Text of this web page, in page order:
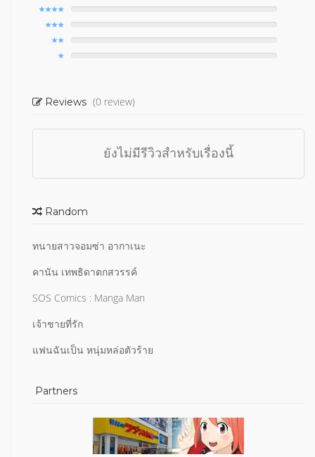
Reviews (0 review)
ยังไม่มีรีวิวสำหรับเรื่องนี้
Random
ทนายสาวจอมซ่า อากาเนะ
คานัน เทพธิดาตกสวรรค์
SOS Comics : Manga Man
เจ้าชายที่รัก
แฟนฉันเป็น หนุ่มหล่อตัวร้าย
Partners